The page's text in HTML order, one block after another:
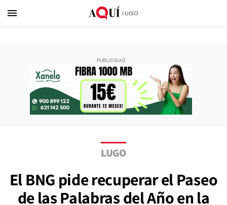
menu
LUGO
El BNG pide recuperar el Paseo
de las Palabras del Año en la